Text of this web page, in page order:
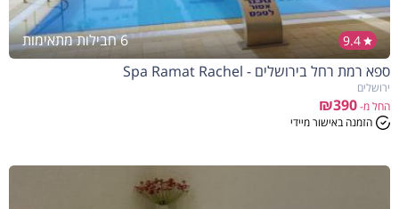
10%הנחה
9.4
6 חבילות מתאימות
ספא רמת רחל בירושלים - Spa Ramat Rachel
ירושלים
החל מ-₪390
הזמנה באישור מיידי